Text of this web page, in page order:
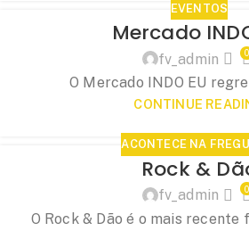
EVENTOS
Mercado
fv_admin 0
O Mercado INDO EU
CONTINUE
ACONTECE NA
Rock &
fv_admin 0
O Rock & Dão é o mais recente